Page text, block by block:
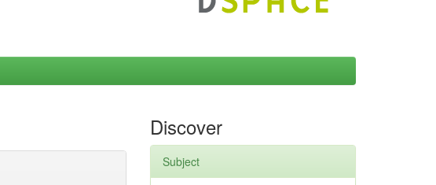
Discover
Subject